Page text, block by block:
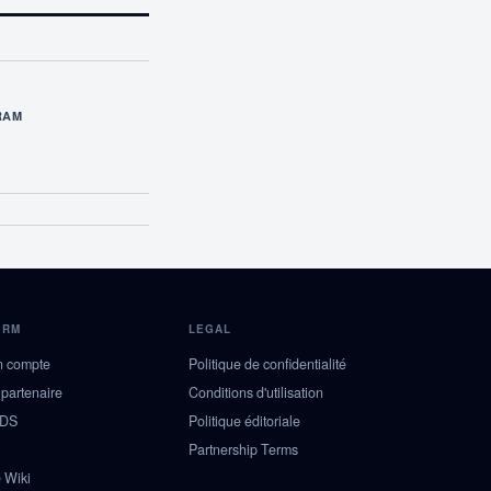
compte
Wiki
LEGAL
Politique de confidentialité
Conditions d'utilisation
Politique éditoriale
Partnership Terms